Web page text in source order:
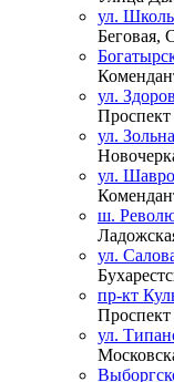
ул.
Беговая,
ул.
Проспект
ул.
ул.
ш.
ул.
пр-кт
ул.